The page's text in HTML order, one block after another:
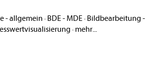
- allgemein · BDE - MDE· Bildbearbeitung -
· mehr...